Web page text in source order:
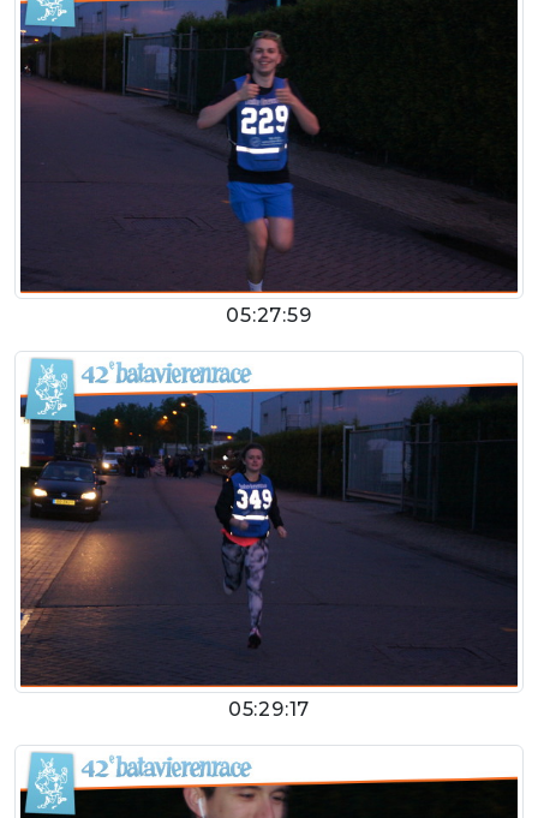
05:27:59
05:29:17